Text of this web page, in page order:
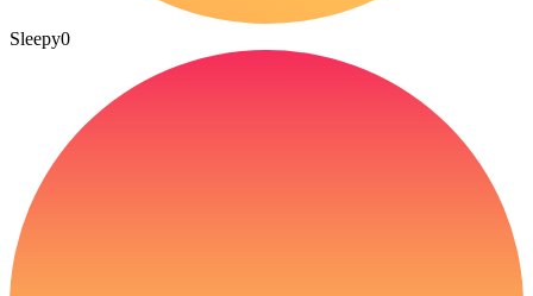
Sleepy0